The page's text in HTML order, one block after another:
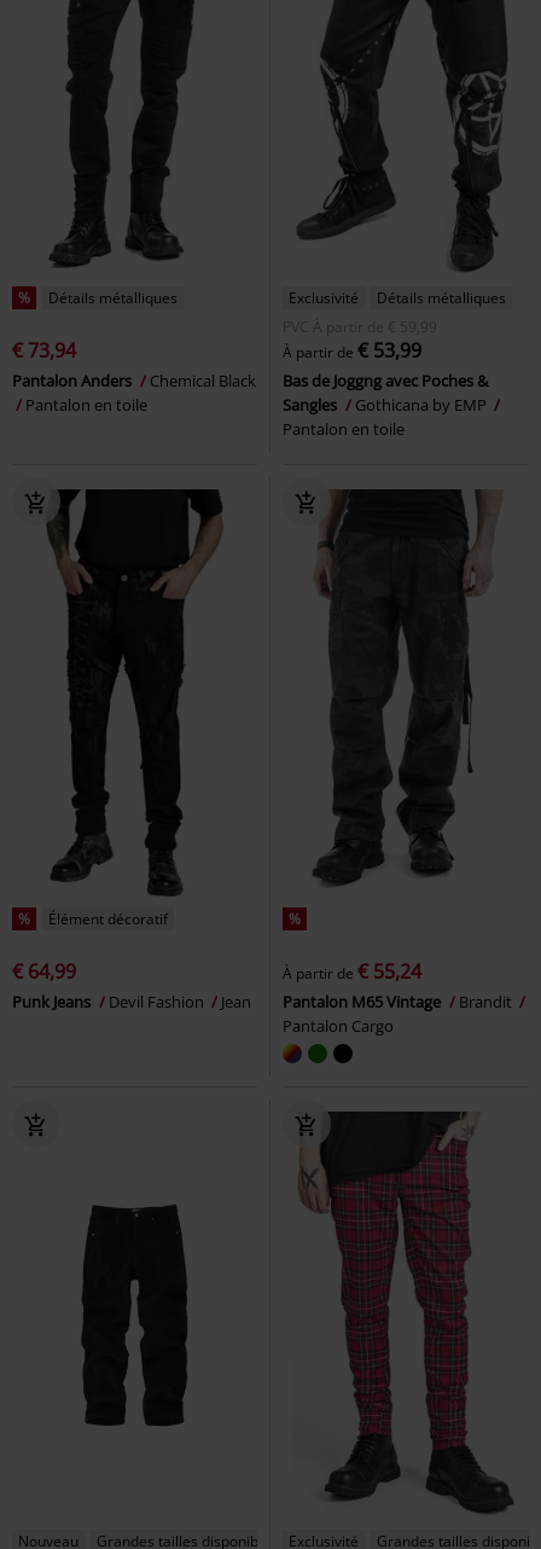
% Détails métalliques
€ 73,94
Pantalon Anders
Chemical Black
Pantalon en toile
Exclusivité
Détails métalliques
PVC
À partir de € 59,99
À partir de € 53,99
Bas de Joggng avec Poches &
Sangles
Gothicana by EMP
Pantalon en toile
% Élément décoratif
€ 64,99
Punk Jeans Devil Fashion Jean
%
À partir de € 55,24
Pantalon M65 Vintage
Brandit
Pantalon Cargo
Nouveau
Grandes tailles disponibles
Exclusivité Grandes tailles